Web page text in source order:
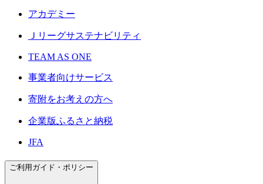
アカデミー
Ｊリーグサステナビリティ
TEAM AS ONE
事業者向けサービス
寄附をお考えの方へ
企業版ふるさと納税
JFA
ご利用ガイド・ポリシー